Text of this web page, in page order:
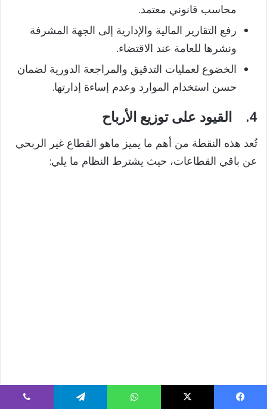
محاسب قانوني معتمد.
رفع التقارير المالية والإدارية إلى الجهة المشرفة
ونشرها للعامة عند الاقتضاء.
الخضوع لعمليات التدقيق والمراجعة الدورية لضمان
حسن استخدام الموارد وعدم إساءة إدارتها.
4. القيود على توزيع الأرباح
تُعد هذه النقطة من أهم ما يميز ماهو القطاع غير الربحي
عن باقي القطاعات، حيث يشترط النظام ما يلي: